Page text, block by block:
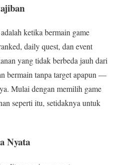
ketika bermain game
daily quest, dan event
yang tidak berbeda jauh dari
bermain tanpa target apapun —
Mulai dengan memilih game
seperti itu, setidaknya untuk
Nyata